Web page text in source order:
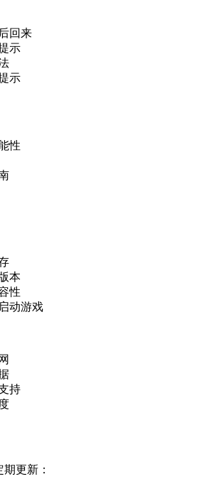
回来
示
示
性
本
性
动游戏
持
期更新：